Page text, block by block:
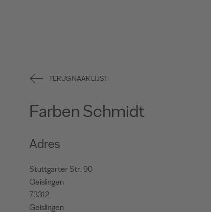
TERUG NAAR LIJST
Farben Schmidt
Adres
Stuttgarter Str. 90
Geislingen
73312
Geislingen